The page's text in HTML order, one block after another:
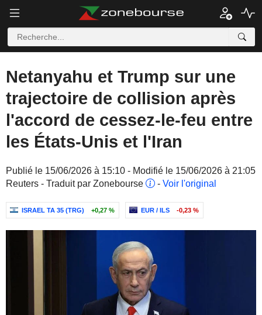
Netanyahu et Trump sur une
trajectoire de collision après
l'accord de cessez-le-feu entre
les États-Unis et l'Iran
Publié le 15/06/2026 à 15:10 - Modifié le 15/06/2026 à 21:05
Reuters - Traduit par Zonebourse
- Voir l'original
ISRAEL TA 35 (TRG) +0,27 % EUR / ILS -0,23 %